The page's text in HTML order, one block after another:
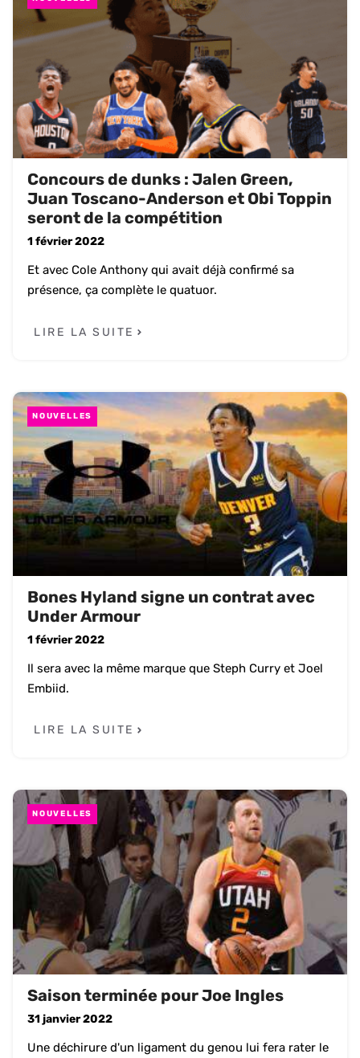
Concours de dunks : Jalen Green,
Juan Toscano-Anderson et Obi Toppin
seront de la compétition
1 février 2022
Et avec Cole Anthony qui avait déjà confirmé sa
présence, ça complète le quatuor.
LIRE LA SUITE
NOUVELLES
Bones Hyland signe un contrat avec
Under Armour
1 février 2022
Il sera avec la même marque que Steph Curry et Joel
Embiid.
LIRE LA SUITE
NOUVELLES
Saison terminée pour Joe Ingles
31 janvier 2022
Une déchirure d'un ligament du genou lui fera rater le